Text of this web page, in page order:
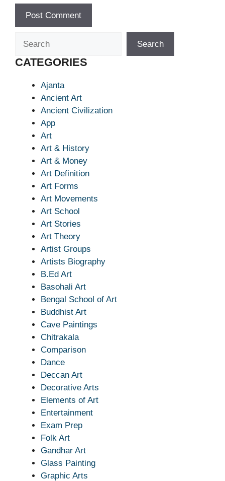
Search
CATEGORIES
Ajanta
Ancient Art
Ancient Civilization
App
Art
Art & History
Art & Money
Art Definition
Art Forms
Art Movements
Art School
Art Stories
Art Theory
Artist Groups
Artists Biography
B.Ed Art
Basohali Art
Bengal School of Art
Buddhist Art
Cave Paintings
Chitrakala
Comparison
Dance
Deccan Art
Decorative Arts
Elements of Art
Entertainment
Exam Prep
Folk Art
Gandhar Art
Glass Painting
Graphic Arts